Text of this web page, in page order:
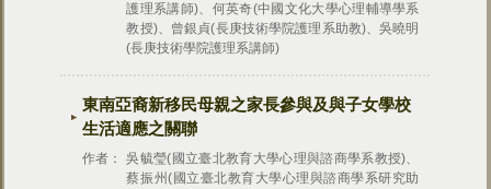
護理系講師)、何英奇(中國文化大學心理輔導學系
教授)、曾銀貞(長庚技術學院護理系助教)、吳曉明
(長庚技術學院護理系講師)
東南亞裔新移民母親之家長參與及與子女學校
生活適應之關聯
作者：
吳毓瑩(國立臺北教育大學心理與諮商學系教授)、
蔡振州(國立臺北教育大學心理與諮商學系研究助